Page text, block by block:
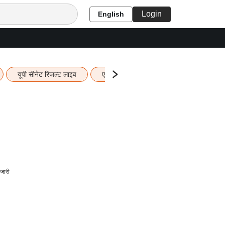
English Login
यूपी सीनेट रिजल्ट लाइव एचबीएसई 12वीं का रिजल्ट लाइव